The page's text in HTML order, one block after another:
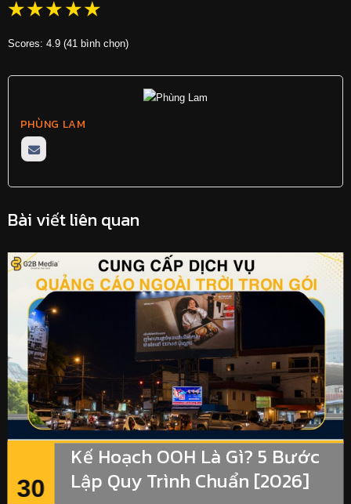
☆
☆
☆
☆
☆
Scores: 4.9 (41 bình chọn)
PHÙNG LAM
Bài viết liên quan
30
Kế Hoạch OOH Là Gì? 5 Bước
Lập Quy Trình Chuẩn [2026]